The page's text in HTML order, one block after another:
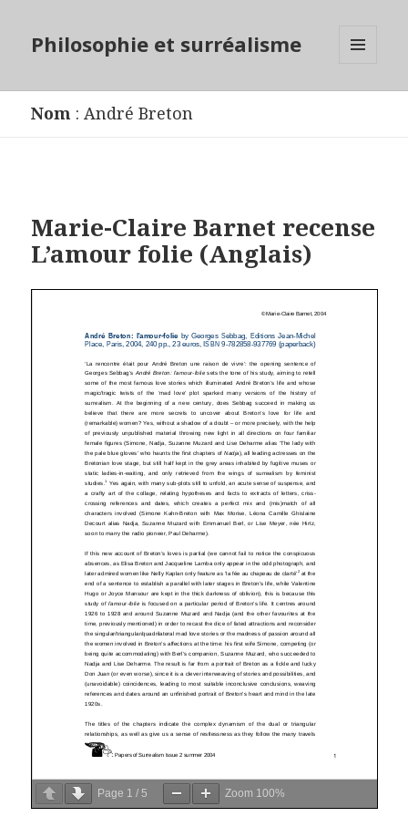
Philosophie et surréalisme
Nom :André Breton
Marie-Claire Barnet recense
L’amour folie (Anglais)
Page 1 /5 Zoom 100%